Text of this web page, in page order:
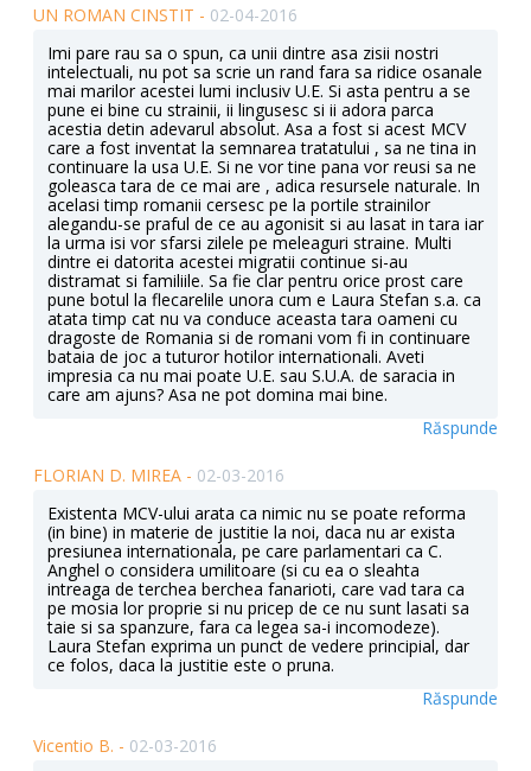
UN ROMAN CINSTIT - 02-04-2016
Imi pare rau sa o spun, ca unii dintre asa zisii nostri
intelectuali, nu pot sa scrie un rand fara sa ridice osanale
mai marilor acestei lumi inclusiv U.E. Si asta pentru a se
pune ei bine cu strainii, ii lingusesc si ii adora parca
acestia detin adevarul absolut. Asa a fost si acest MCV
care a fost inventat la semnarea tratatului , sa ne tina in
continuare la usa U.E. Si ne vor tine pana vor reusi sa ne
goleasca tara de ce mai are , adica resursele naturale. In
acelasi timp romanii cersesc pe la portile strainilor
alegandu-se praful de ce au agonisit si au lasat in tara iar
la urma isi vor sfarsi zilele pe meleaguri straine. Multi
dintre ei datorita acestei migratii continue si-au
distramat si familiile. Sa fie clar pentru orice prost care
pune botul la flecarelile unora cum e Laura Stefan s.a. ca
atata timp cat nu va conduce aceasta tara oameni cu
dragoste de Romania si de romani vom fi in continuare
bataia de joc a tuturor hotilor internationali. Aveti
impresia ca nu mai poate U.E. sau S.U.A. de saracia in
care am ajuns? Asa ne pot domina mai bine.
Răspunde
FLORIAN D. MIREA - 02-03-2016
Existenta MCV-ului arata ca nimic nu se poate reforma
(in bine) in materie de justitie la noi, daca nu ar exista
presiunea internationala, pe care parlamentari ca C.
Anghel o considera umilitoare (si cu ea o sleahta
intreaga de terchea berchea fanarioti, care vad tara ca
pe mosia lor proprie si nu pricep de ce nu sunt lasati sa
taie si sa spanzure, fara ca legea sa-i incomodeze).
Laura Stefan exprima un punct de vedere principial, dar
ce folos, daca la justitie este o pruna.
Răspunde
Vicentio B. - 02-03-2016